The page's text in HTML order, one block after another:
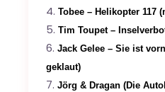
Tobee – Helikopter 117
Tim Toupet –
Jack Gelee – Sie ist
geklaut)
Jörg & Dragan (Die